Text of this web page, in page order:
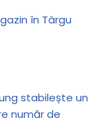
în Târgu
stabilește un
număr de